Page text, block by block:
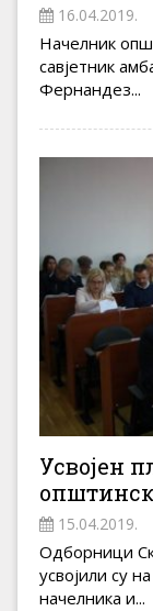
16.04.2019.
Начелник
савјетник
Фернандез...
Усвојен
15.04.2019.
Одборници
усвојили су
начелника и...